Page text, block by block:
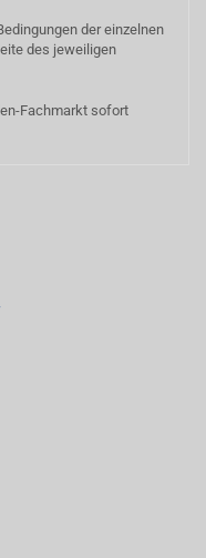
der einzelnen
des jeweiligen
Fachmarkt sofort